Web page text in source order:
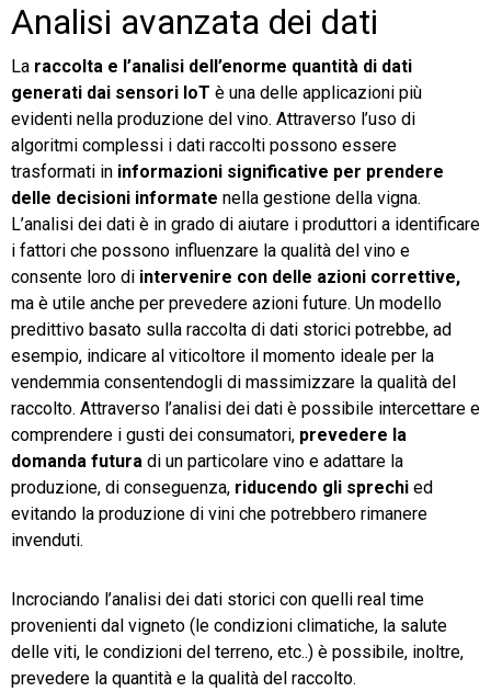
Analisi avanzata dei dati
La raccolta e l’analisi dell’enorme quantità di dati
generati dai sensori IoT è una delle applicazioni più
evidenti nella produzione del vino. Attraverso l’uso di
algoritmi complessi i dati raccolti possono essere
trasformati in informazioni significative per prendere
delle decisioni informate nella gestione della vigna.
L’analisi dei dati è in grado di aiutare i produttori a identificare
i fattori che possono influenzare la qualità del vino e
consente loro di intervenire con delle azioni correttive,
ma è utile anche per prevedere azioni future. Un modello
predittivo basato sulla raccolta di dati storici potrebbe, ad
esempio, indicare al viticoltore il momento ideale per la
vendemmia consentendogli di massimizzare la qualità del
raccolto. Attraverso l’analisi dei dati è possibile intercettare e
comprendere i gusti dei consumatori, prevedere la
domanda futura di un particolare vino e adattare la
produzione, di conseguenza, riducendo gli sprechi ed
evitando la produzione di vini che potrebbero rimanere
invenduti.
Incrociando l’analisi dei dati storici con quelli real time
provenienti dal vigneto (le condizioni climatiche, la salute
delle viti, le condizioni del terreno, etc..) è possibile, inoltre,
prevedere la quantità e la qualità del raccolto.